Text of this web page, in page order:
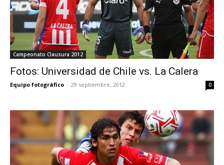
Campeonato Clausura 2012
Fotos: Universidad de Chile vs. La Calera
Equipo fotográfico - 29 septiembre, 2012 0